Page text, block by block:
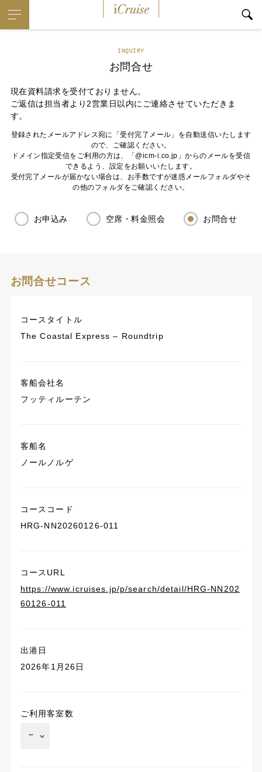
INQUIRY
お問合せ
現在資料請求を受付ておりません。
ご返信は担当者より2営業日以内にご連絡させていただきま
す。
登録されたメールアドレス宛に「受付完了メール」を自動送信いたします
ので、ご確認ください。
ドメイン指定受信をご利用の方は、「@icm-i.co.jp」からのメールを受信
できるよう、設定をお願いいたします。
受付完了メールが届かない場合は、お手数ですが迷惑メールフォルダやそ
の他のフォルダをご確認ください。
お申込み 空席・料金照会 お問合せ
お問合せコース
コースタイトル
The Coastal Express – Roundtrip
客船会社名
フッティルーテン
客船名
ノールノルゲ
コースコード
HRG-NN20260126-011
コースURL
https://www.icruises.jp/p/search/detail/HRG-NN202
60126-011
出港日
2026年1月26日
ご利用客室数